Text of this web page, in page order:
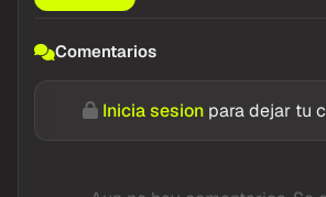
Comentarios
Inicia sesion para dejar tu